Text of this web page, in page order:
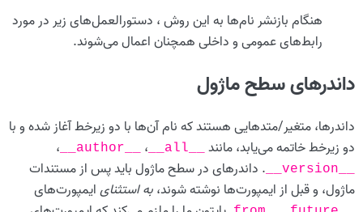
هنگام بازنشر نام‌ها به این روش ، دستورالعمل‌های زیر در مورد
رابط‌های عمومی و داخلی همچنان اعمال می‌شوند.
داندرهای سطح ماژول
داندرها، متغیر/متدهایی هستند که نام آن‌ها با دو زیرخط آغاز شده و با
دو زیرخط خاتمه می‌یابد، مانند
__all__ ، __author__ ،
__version__ . داندرهای در سطح ماژول باید پس از مستندات
ماژول، و قبل از ایمپورت‌ها نوشته شوند،به استثنایایمپورت‌های